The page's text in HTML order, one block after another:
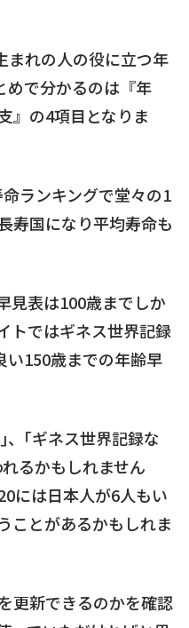
まれの人の役に立つ年
めで分かるのは『年
』の4項目となりま
ランキングで堂々の1
寿国になり平均寿命も
見表は100歳までしか
トではギネス世界記録
い150歳までの年齢早
、｢ギネス世界記録な
るかもしれません
には日本人が6人もい
ことがあるかもしれま
更新できるのかを確認